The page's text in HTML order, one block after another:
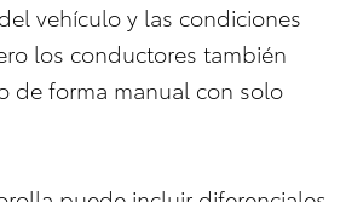
vehículo y las condiciones
los conductores también
de forma manual con solo